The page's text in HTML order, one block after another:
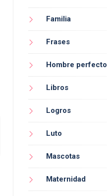
Familia
Frases
Hombre perfecto
Libros
Logros
Luto
Mascotas
Maternidad